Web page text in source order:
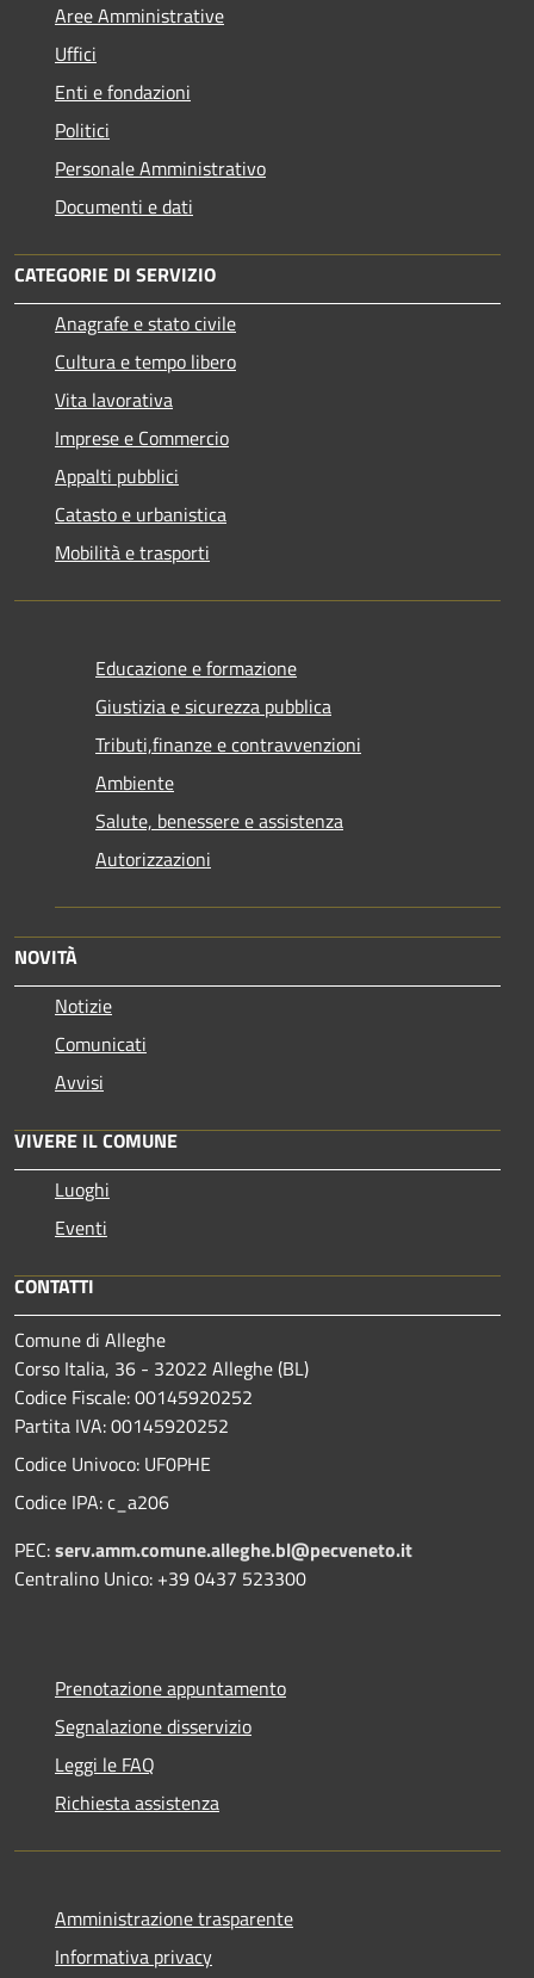
Aree Amministrative
Uffici
Enti e fondazioni
Politici
Personale Amministrativo
Documenti e dati
CATEGORIE DI SERVIZIO
Anagrafe e stato civile
Cultura e tempo libero
Vita lavorativa
Imprese e Commercio
Appalti pubblici
Catasto e urbanistica
Mobilità e trasporti
Educazione e formazione
Giustizia e sicurezza pubblica
Tributi,finanze e contravvenzioni
Ambiente
Salute, benessere e assistenza
Autorizzazioni
NOVITÀ
Notizie
Comunicati
Avvisi
VIVERE IL COMUNE
Luoghi
Eventi
CONTATTI
Comune di Alleghe
Corso Italia, 36 - 32022 Alleghe (BL)
Codice Fiscale: 00145920252
Partita IVA: 00145920252
Codice Univoco: UF0PHE
Codice IPA: c_a206
PEC:serv.amm.comune.alleghe.bl@pecveneto.it
Centralino Unico: +39 0437 523300
Prenotazione appuntamento
Segnalazione disservizio
Leggi le FAQ
Richiesta assistenza
Amministrazione trasparente
Informativa privacy